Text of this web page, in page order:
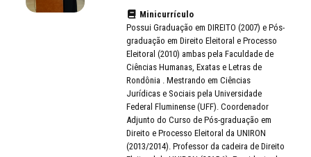
Minicurrículo
Possui Graduação em DIREITO (2007) e Pós-
graduação em Direito Eleitoral e Processo
Eleitoral (2010) ambas pela Faculdade de
Ciências Humanas, Exatas e Letras de
Rondônia . Mestrando em Ciências
Jurídicas e Sociais pela Universidade
Federal Fluminense (UFF). Coordenador
Adjunto do Curso de Pós-graduação em
Direito e Processo Eleitoral da UNIRON
(2013/2014). Professor da cadeira de Direito